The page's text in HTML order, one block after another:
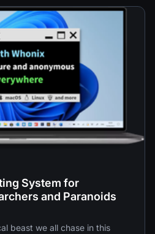
System for
and Paranoids
beast we all chase in this